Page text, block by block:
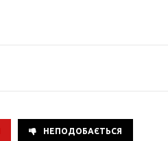
НЕПОДОБАЄТЬСЯ